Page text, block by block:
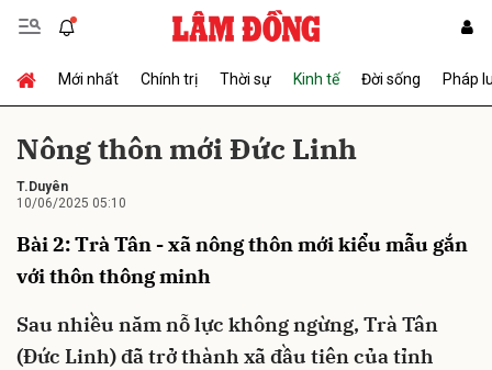
Mới nhất Chính trị Thời sự Kinh tế Đời sống Pháp
Nông thôn mới Đức Linh
T.Duyên
10/06/2025 05:10
Bài 2: Trà Tân - xã nông thôn mới kiểu mẫu gắn
với thôn thông minh
Sau nhiều năm nỗ lực không ngừng, Trà Tân
(Đức Linh) đã trở thành xã đầu tiên của tỉnh
Gửi bình luận
Hủy Gửi